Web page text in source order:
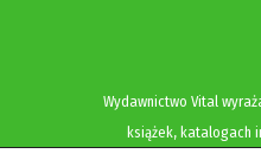
Wydawnictwo Vital
książek, katalogach